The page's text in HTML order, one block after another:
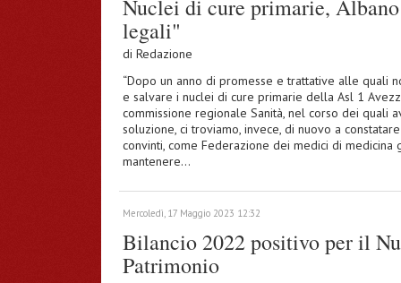
Nuclei di cure primarie,
legali"
di Redazione
“Dopo un anno di promesse e trattative alle quali
e salvare i nuclei di cure primarie della Asl 1
commissione regionale Sanità, nel corso dei quali
soluzione, ci troviamo, invece, di nuovo a
convinti, come Federazione dei medici di
mantenere…
Mercoledì, 17 Maggio 2023 12:32
Bilancio 2022 positivo per il
Patrimonio